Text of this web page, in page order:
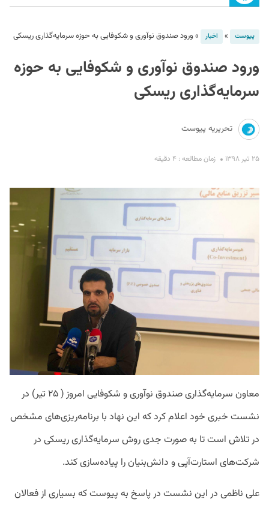
پیوست » اخبار » ورود صندوق نوآوری و شکوفایی به حوزه سرمایه‌گذاری ریسکی
ورود صندوق نوآوری و شکوفایی به حوزه
سرمایه‌گذاری ریسکی
تحریریه پیوست
۲۵ تیر ۱۳۹۸ زمان مطالعه : ۴ دقیقه
معاون سرمایه‌گذاری صندوق نوآوری و شکوفایی امروز ( ۲۵ تیر) در
نشست خبری خود اعلام کرد که این نهاد با برنامه‌ریزی‌های مشخص
در تلاش است تا به صورت جدی روش سرمایه‌گذاری ریسکی در
شرکت‌های استارت‌آپی و دانش‌بنیان را پیاده‌سازی کند.
علی ناظمی در این نشست در پاسخ به پیوست که بسیاری از فعالان